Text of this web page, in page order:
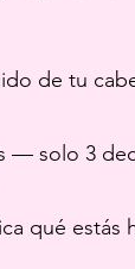
de tu
solo 3
qué estás